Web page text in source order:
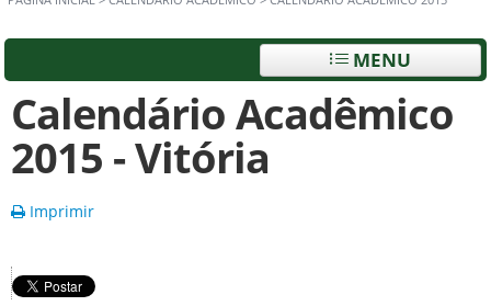
MENU
Calendário Acadêmico
2015 - Vitória
Imprimir